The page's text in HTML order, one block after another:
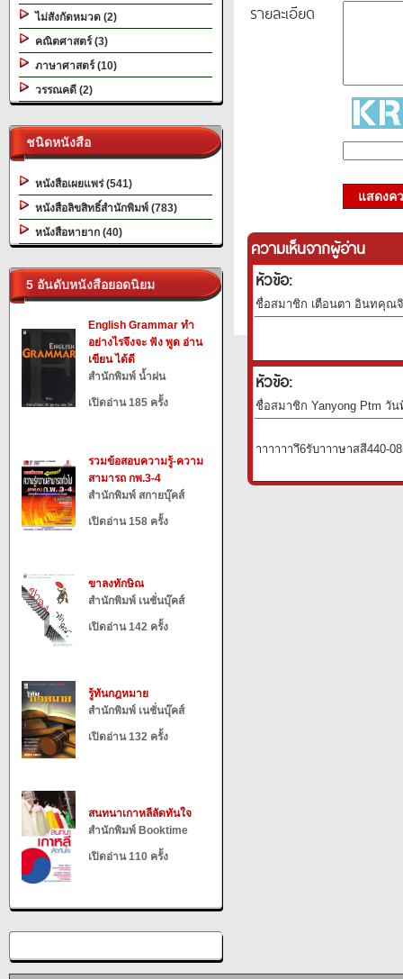
ไม่สังกัดหมวด (2)
คณิตศาสตร์ (3)
ภาษาศาสตร์ (10)
วรรณคดี (2)
ชนิดหนังสือ
หนังสือเผยแพร่ (541)
หนังสือลิขสิทธิ์สำนักพิมพ์ (783)
หนังสือหายาก (40)
5 อันดับหนังสือยอดนิยม
English Grammar ทำ
อย่างไรจึงจะ ฟัง พูด อ่าน
เขียน ได้ดี
สำนักพิมพ์ น้ำฝน
เปิดอ่าน 185 ครั้ง
รวมข้อสอบความรู้-ความ
สามารถ กพ.3-4
สำนักพิมพ์ สกายบุ๊คส์
เปิดอ่าน 158 ครั้ง
ขาลงทักษิณ
สำนักพิมพ์ เนชั่นบุ๊คส์
เปิดอ่าน 142 ครั้ง
รู้ทันกฎหมาย
สำนักพิมพ์ เนชั่นบุ๊คส์
เปิดอ่าน 132 ครั้ง
สนทนาเกาหลีลัดทันใจ
สำนักพิมพ์ Booktime
เปิดอ่าน 110 ครั้ง
รายละเอียด
แสดงค
ความเห็นจากผู้อ่าน
หัวข้อ:
ชื่อสมาชิก เตือนตา อินทคุณจิ
หัวข้อ:
ชื่อสมาชิก Yanyong Ptm วัน
าาาาาาาึ6รับ​าา​​า​ษาสสี440-